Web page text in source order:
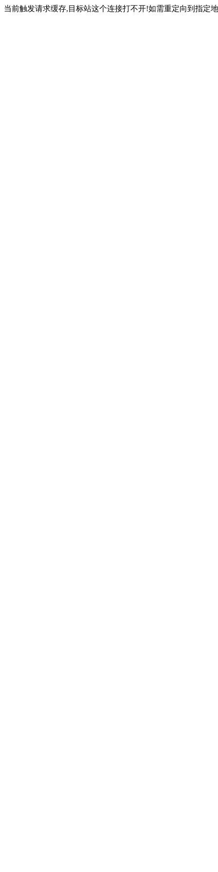
当前触发请求缓存,目标站这个连接打不开!如需重定向到指定